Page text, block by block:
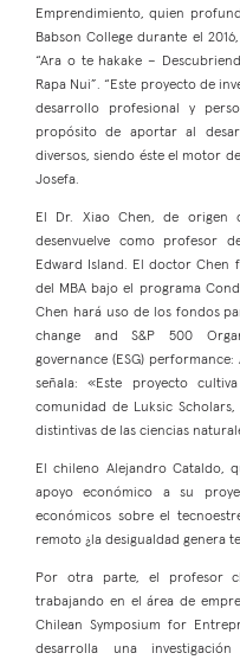
Emprendimiento, quien
Babson College durante el
“Ara o te hakake –
Rapa Nui”. “Este proyecto de
desarrollo profesional y
propósito de aportar al
diversos, siendo éste el motor
Josefa.
El Dr. Xiao Chen, de origen
desenvuelve como profesor
Edward Island. El doctor
del MBA bajo el programa
Chen hará uso de los fondos
change and S&P 500
governance (ESG)
señala: «Este proyecto
comunidad de Luksic
distintivas de las ciencias
El chileno Alejandro Cataldo,
apoyo económico a su
económicos sobre el
remoto ¿la desigualdad genera
Por otra parte, el profesor
trabajando en el área de
Chilean Symposium for
desarrolla una